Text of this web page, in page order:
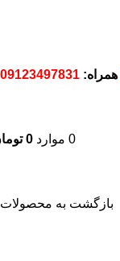
همراه: 09123497831
0 موارد 0
بازگشت به محصولات